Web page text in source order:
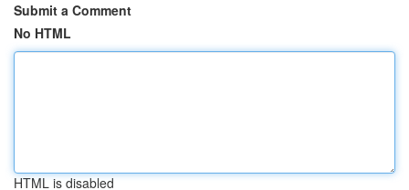
Submit a Comment
No HTML
HTML is disabled